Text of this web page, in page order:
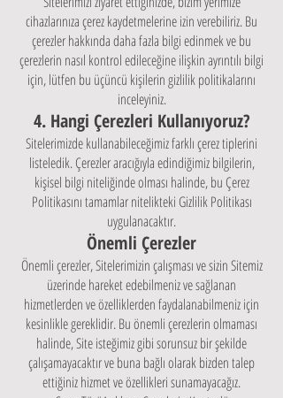
cihazlarınıza çerez kaydetmelerine izin verebiliriz. Bu
çerezler hakkında daha fazla bilgi edinmek ve bu
çerezlerin nasıl kontrol edileceğine ilişkin ayrıntılı bilgi
için, lütfen bu üçüncü kişilerin gizlilik politikalarını
inceleyiniz.
4. Hangi Çerezleri Kullanıyoruz?
Sitelerimizde kullanabileceğimiz farklı çerez tiplerini
listeledik. Çerezler aracığıyla edindiğimiz bilgilerin,
kişisel bilgi niteliğinde olması halinde, bu Çerez
Politikasını tamamlar nitelikteki Gizlilik Politikası
uygulanacaktır.
Önemli Çerezler
Önemli çerezler, Sitelerimizin çalışması ve sizin Sitemiz
üzerinde hareket edebilmeniz ve sağlanan
hizmetlerden ve özelliklerden faydalanabilmeniz için
kesinlikle gereklidir. Bu önemli çerezlerin olmaması
halinde, Site isteğimiz gibi sorunsuz bir şekilde
çalışamayacaktır ve buna bağlı olarak bizden talep
ettiğiniz hizmet ve özellikleri sunamayacağız.